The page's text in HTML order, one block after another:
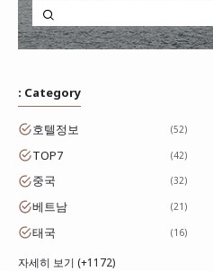
: Category
호텔정보 52
TOP7 42
중국 32
베트남 21
태국 16
자세히 보기 (+1172)